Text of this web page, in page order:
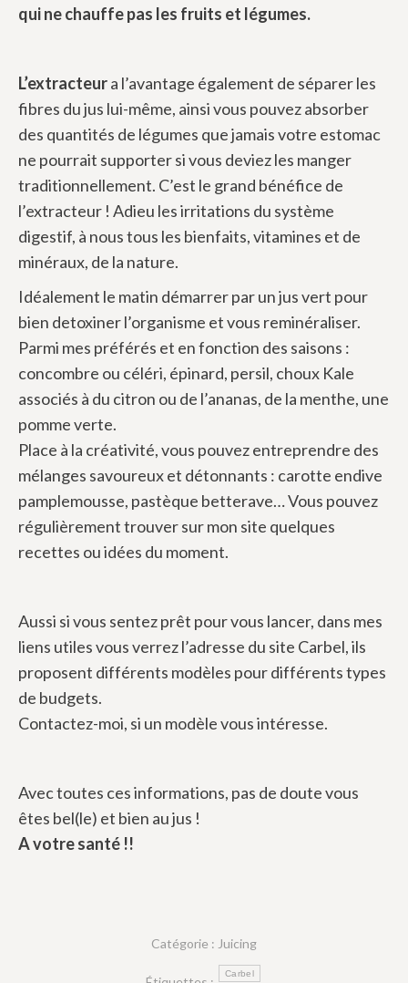
qui ne chauffe pas les fruits et légumes.
L’extracteura l’avantage également de séparer les
fibres du jus lui-même, ainsi vous pouvez absorber
des quantités de légumes que jamais votre estomac
ne pourrait supporter si vous deviez les manger
traditionnellement. C’est le grand bénéfice de
l’extracteur ! Adieu les irritations du système
digestif, à nous tous les bienfaits, vitamines et de
minéraux, de la nature.
Idéalement le matin démarrer par un jus vert pour
bien detoxiner l’organisme et vous reminéraliser.
Parmi mes préférés et en fonction des saisons :
concombre ou céléri, épinard, persil, choux Kale
associés à du citron ou de l’ananas, de la menthe, une
pomme verte.
Place à la créativité, vous pouvez entreprendre des
mélanges savoureux et détonnants : carotte endive
pamplemousse, pastèque betterave… Vous pouvez
régulièrement trouver sur mon site quelques
recettes ou idées du moment.
Aussi si vous sentez prêt pour vous lancer, dans mes
liens utiles vous verrez l’adresse du site Carbel, ils
proposent différents modèles pour différents types
de budgets.
Contactez-moi, si un modèle vous intéresse.
Avec toutes ces informations, pas de doute vous
êtes bel(le) et bien au jus !
A votre santé !!
Catégorie : Juicing
Carbel